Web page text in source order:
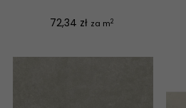
Cena
72,34 zł za m2